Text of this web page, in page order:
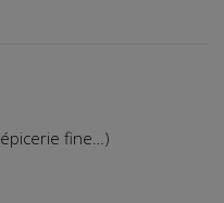
fine…)